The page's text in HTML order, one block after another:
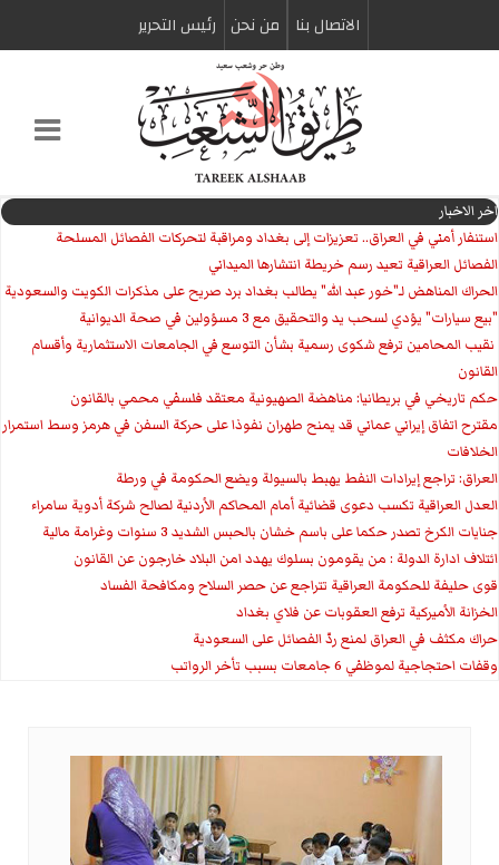
الاتصال بنا من نحن رئیس التحریر
اخر الاخبار
استنفار أمني في العراق.. تعزيزات إلى بغداد ومراقبة لتحركات الفصائل المسلحة
الفصائل العراقية تعيد رسم خريطة انتشارها الميداني
الحراك المناهض لـ"خور عبد الله" يطالب بغداد برد صريح على مذكرات الكويت والسعودية
"بيع سيارات" يؤدي لسحب يد والتحقيق مع 3 مسؤولين في صحة الديوانية
‏ نقيب المحامين ترفع شكوى رسمية بشأن التوسع في الجامعات الاستثمارية وأقسام
القانون
حكم تاريخي في بريطانيا: مناهضة الصهيونية معتقد فلسفي محمي بالقانون
مقترح اتفاق إيراني عماني قد يمنح طهران نفوذا على حركة السفن في هرمز وسط استمرار
الخلافات
العراق: تراجع إيرادات النفط يهبط بالسيولة ويضع الحكومة في ورطة
العدل العراقية تكسب دعوى قضائية أمام المحاكم الأردنية لصالح شركة أدوية سامراء
جنايات الكرخ تصدر حكما على باسم خشان بالحبس الشديد 3 سنوات وغرامة مالية
ائتلاف ادارة الدولة : من يقومون بسلوك يهدد امن البلاد خارجون عن القانون
قوى حليفة للحكومة العراقية تتراجع عن حصر السلاح ومكافحة الفساد
الخزانة الأميركية ترفع العقوبات عن فلاي بغداد
حراك مكثف في العراق لمنع ردّ الفصائل على السعودية
وقفات احتجاجية لموظفي 6 جامعات بسبب تأخر الرواتب